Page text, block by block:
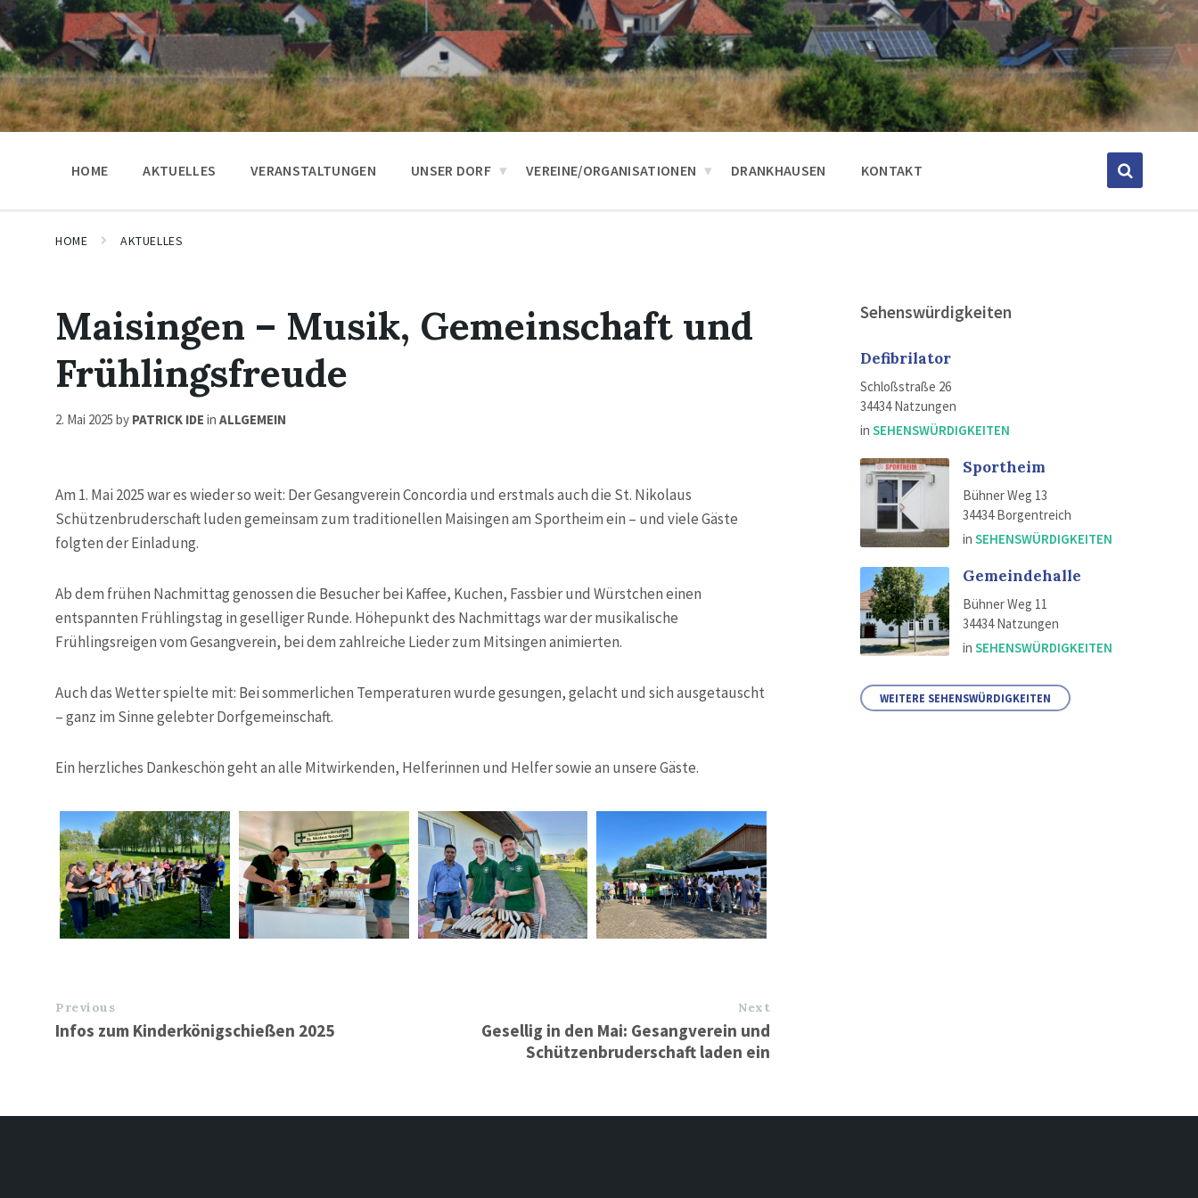
HOME AKTUELLES VERANSTALTUNGEN UNSER DORF VEREINE/ORGANISATIONEN DRANKHAUSEN KONTAKT
HOME AKTUELLES
Maisingen – Musik, Gemeinschaft und
Frühlingsfreude
2. Mai 2025 by PATRICK IDE in ALLGEMEIN
Am 1. Mai 2025 war es wieder so weit: Der Gesangverein Concordia und erstmals auch die St. Nikolaus
Schützenbruderschaft luden gemeinsam zum traditionellen Maisingen am Sportheim ein – und viele Gäste
folgten der Einladung.
Ab dem frühen Nachmittag genossen die Besucher bei Kaffee, Kuchen, Fassbier und Würstchen einen
entspannten Frühlingstag in geselliger Runde. Höhepunkt des Nachmittags war der musikalische
Frühlingsreigen vom Gesangverein, bei dem zahlreiche Lieder zum Mitsingen animierten.
Auch das Wetter spielte mit: Bei sommerlichen Temperaturen wurde gesungen, gelacht und sich ausgetauscht
– ganz im Sinne gelebter Dorfgemeinschaft.
Ein herzliches Dankeschön geht an alle Mitwirkenden, Helferinnen und Helfer sowie an unsere Gäste.
Previous
Infos zum Kinderkönigschießen 2025
Next
Gesellig in den Mai: Gesangverein und
Schützenbruderschaft laden ein
Sehenswürdigkeiten
Defibrilator
Schloßstraße 26
34434 Natzungen
inSEHENSWÜRDIGKEITEN
Sportheim
Bühner Weg 13
34434 Borgentreich
inSEHENSWÜRDIGKEITEN
Gemeindehalle
Bühner Weg 11
34434 Natzungen
inSEHENSWÜRDIGKEITEN
WEITERE SEHENSWÜRDIGKEITEN